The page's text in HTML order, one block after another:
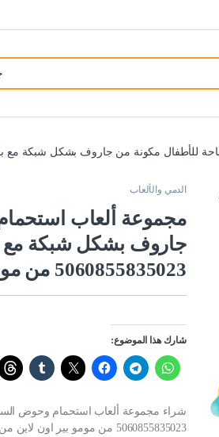
مكونة من جاروف بشكل شبكة مع بخاخ وأصوات وألوان
الدمي والألعاب
مجموعة ألعاب
جاروف بشكل شبكة مع
5060855835023 من مومو بير
شارك هذا الموضوع:
شراء مجموعة ألعاب استحمام وحوض
5060855835023 من مومو